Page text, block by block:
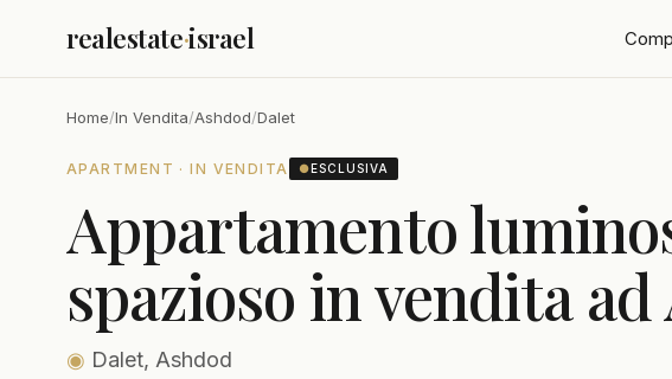
realestate·israel
Home/In Vendita/Ashdod/Dalet
APARTMENT · IN VENDITA ●ESCLUSIVA
Appartamento
spazioso in vendita
◉ Dalet, Ashdod